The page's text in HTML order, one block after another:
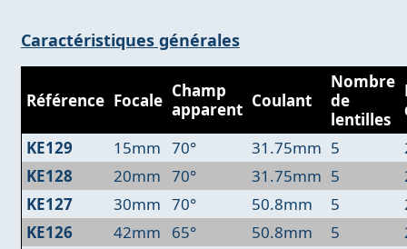
Caractéristiques générales
Référence Focale Champ
apparent Coulant
Nombre
de
lentilles
KE129
15mm 70° 31.75mm 5
KE128
20mm 70° 31.75mm 5
KE127
30mm 70° 50.8mm 5
KE126
42mm 65° 50.8mm 5